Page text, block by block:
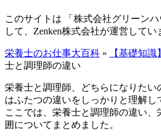
このサイトは 「株式会社グリーン
して、Zenken株式会社が運営してい
栄養士のお仕事大百科 » 【基礎知
士と調理師の違い
栄養士と調理師、どちらになりたい
はふたつの違いをしっかりと理解し
ここでは、栄養士と調理師の違い、
囲についてまとめました。